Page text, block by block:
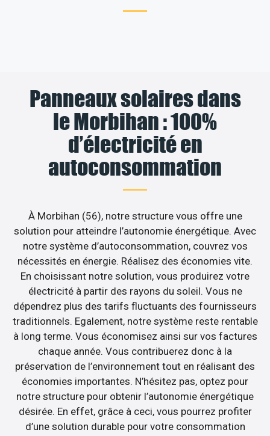
Panneaux solaires dans
le Morbihan : 100%
d’électricité en
autoconsommation
À Morbihan (56), notre structure vous offre une
solution pour atteindre l’autonomie énergétique. Avec
notre système d’autoconsommation, couvrez vos
nécessités en énergie. Réalisez des économies vite.
En choisissant notre solution, vous produirez votre
électricité à partir des rayons du soleil. Vous ne
dépendrez plus des tarifs fluctuants des fournisseurs
traditionnels. Egalement, notre système reste rentable
à long terme. Vous économisez ainsi sur vos factures
chaque année. Vous contribuerez donc à la
préservation de l’environnement tout en réalisant des
économies importantes. N’hésitez pas, optez pour
notre structure pour obtenir l’autonomie énergétique
désirée. En effet, grâce à ceci, vous pourrez profiter
d’une solution durable pour votre consommation